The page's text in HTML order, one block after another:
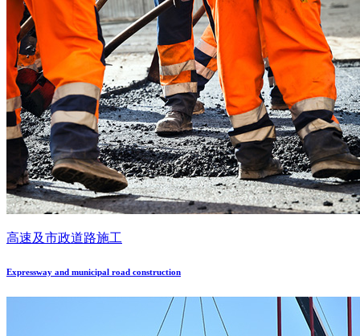
高速及市政道路施工
Expressway and municipal road construction